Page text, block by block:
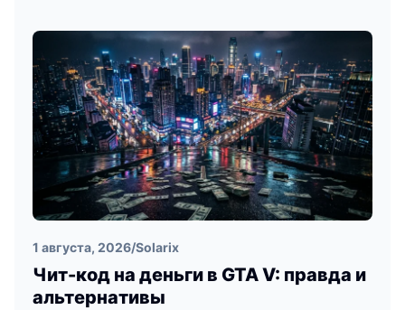
1 августа, 2026/Solarix
Чит-код на деньги в GTA V: правда и
альтернативы